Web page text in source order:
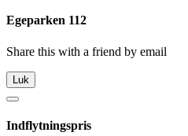
Egeparken 112
Share this with a friend by email
Luk
Indflytningspris